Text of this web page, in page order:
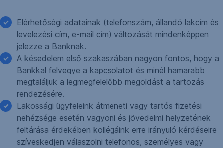
Elérhetőségi adatainak (telefonszám, állandó lakcím és
levelezési cím, e-mail cím) változását mindenképpen
jelezze a Banknak.
A késedelem első szakaszában nagyon fontos, hogy a
Bankkal felvegye a kapcsolatot és minél hamarabb
megtaláljuk a legmegfelelőbb megoldást a tartozás
rendezésére.
Lakossági ügyfeleink átmeneti vagy tartós fizetési
nehézsége esetén vagyoni és jövedelmi helyzetének
feltárása érdekében kollégáink erre irányuló kérdéseire
szíveskedjen válaszolni telefonos, személyes vagy